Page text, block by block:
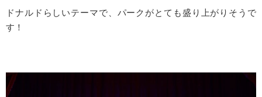
ドナルドらしいテーマで、パークがとても盛り上がりそうで
す！